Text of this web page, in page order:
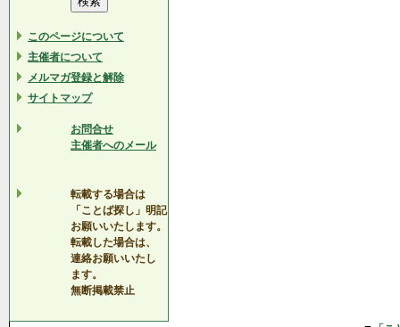
このページについて
主催者について
メルマガ登録と解除
サイトマップ
お問合せ
主催者へのメール
転載する場合は
「ことば探し」明記
お願いいたします。
転載した場合は、
連絡お願いいたし
ます。
無断掲載禁止